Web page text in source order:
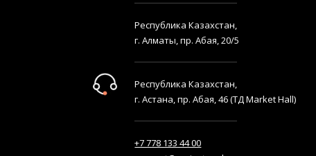
Республика Казахстан,
г. Алматы, пр. Абая, 20/5
Республика Казахстан,
г. Астана, пр. Абая, 46 (ТД Market Hall)
+7 778 133 44 00